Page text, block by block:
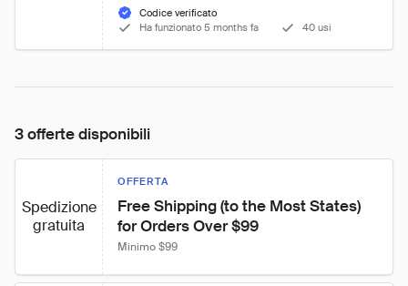
Codice verificato
Ha funzionato 5 months fa
40 usi
3 offerte disponibili
Spedizione
gratuita
OFFERTA
Free Shipping (to the Most States)
for Orders Over $99
Minimo $99